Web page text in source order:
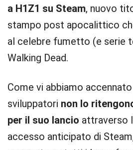
a H1Z1 su Steam, nuovo
stampo post apocalittico
al celebre fumetto (e serie
Walking Dead.
Come vi abbiamo accennato
sviluppatori non lo
per il suo lancio attraverso
accesso anticipato di